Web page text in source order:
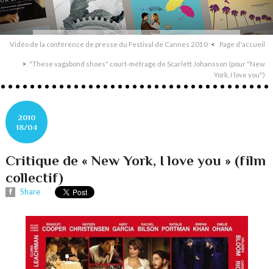
Vidéo de la conférence de presse du Festival de Cannes 2010 Page d'accueil
"These vagabond shoes" court-métrage de Scarlett Johansson (pour "New
York, I love you")
2010
18/04
Critique de « New York, I love you » (film
collectif)
Share